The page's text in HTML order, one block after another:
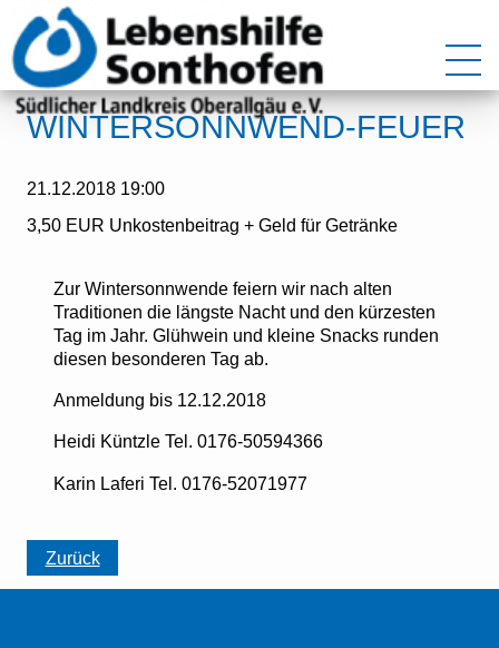
WINTERSONNWEND-FEUER
21.12.2018 19:00
3,50 EUR Unkostenbeitrag + Geld für Getränke
Zur Wintersonnwende feiern wir nach alten
Traditionen die längste Nacht und den kürzesten
Tag im Jahr. Glühwein und kleine Snacks runden
diesen besonderen Tag ab.
Anmeldung bis 12.12.2018
Heidi Küntzle Tel. 0176-50594366
Karin Laferi Tel. 0176-52071977
Zurück